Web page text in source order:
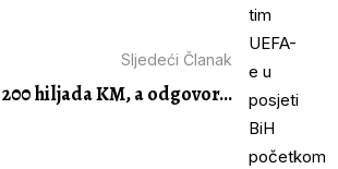
Sljedeći Članak
hiljada KM, a odgovor...